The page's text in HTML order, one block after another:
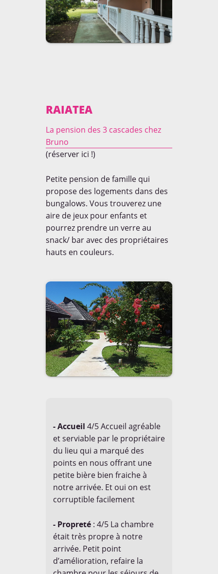
RAIATEA
La pension des 3 cascades chez
Bruno
(réserver ici !)
Petite pension de famille qui
propose des logements dans des
bungalows. Vous trouverez une
aire de jeux pour enfants et
pourrez prendre un verre au
snack/ bar avec des propriétaires
hauts en couleurs.
- Accueil 4/5 Accueil agréable
et serviable par le propriétaire
du lieu qui a marqué des
points en nous offrant une
petite bière bien fraiche à
notre arrivée. Et oui on est
corruptible facilement
- Propreté : 4/5 La chambre
était très propre à notre
arrivée. Petit point
d’amélioration, refaire la